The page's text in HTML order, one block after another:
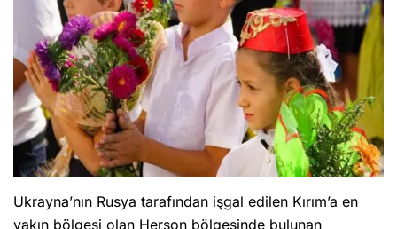
Ukrayna’nın Rusya tarafından işgal edilen Kırım’a en
yakın bölgesi olan Herson bölgesinde bulunan